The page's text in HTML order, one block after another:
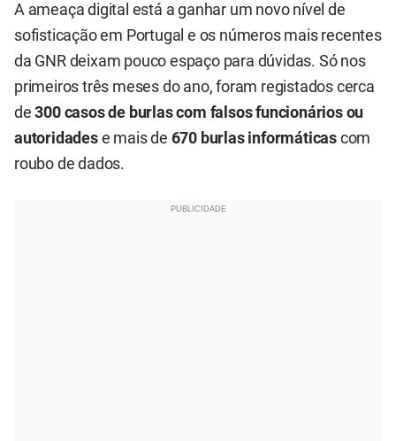
A ameaça digital está a ganhar um novo nível de
sofisticação em Portugal e os números mais recentes
da GNR deixam pouco espaço para dúvidas. Só nos
primeiros três meses do ano, foram registados cerca
de300 casos de burlas com falsos funcionários ou
autoridadese mais de 670 burlas informáticas com
roubo de dados.